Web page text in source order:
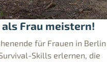
Frau meistern!
für Frauen in Berlin
Skills erlernen, die